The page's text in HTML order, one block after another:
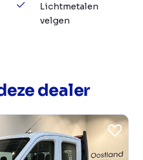
Lichtmetalen
velgen
dealer